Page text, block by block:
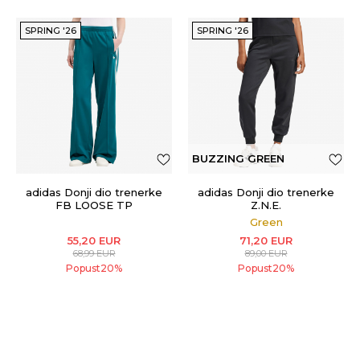
SPRING '26
adidas Donji dio trenerke
FB LOOSE TP
55,20 EUR
68,99EUR
Popust20%
SPRING '26
BUZZING GREEN
adidas Donji dio trenerke
Z.N.E.
Green
71,20 EUR
89,00EUR
Popust20%